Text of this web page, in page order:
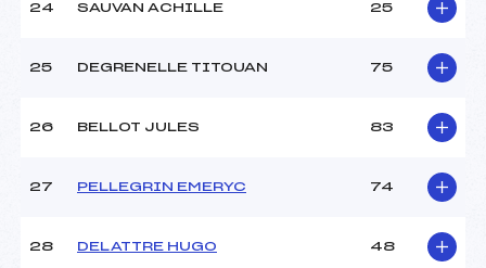
24 SAUVAN ACHILLE 25
25 DEGRENELLE TITOUAN 75
26 BELLOT JULES 83
27 PELLEGRIN EMERYC 74
28 DELATTRE HUGO 48